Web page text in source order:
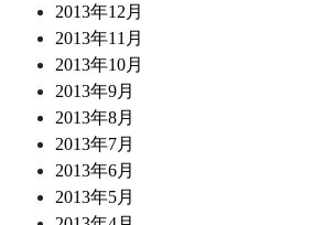
2013年12月
2013年11月
2013年10月
2013年9月
2013年8月
2013年7月
2013年6月
2013年5月